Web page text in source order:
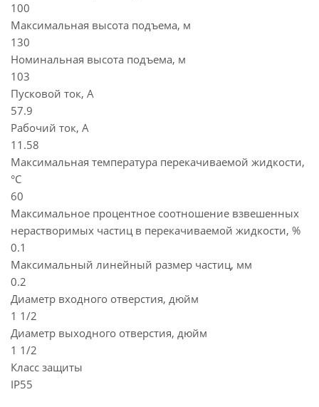
100
Максимальная высота подъема, м
130
Номинальная высота подъема, м
103
Пусковой ток, А
57.9
Рабочий ток, А
11.58
Максимальная температура перекачиваемой жидкости,
°C
60
Максимальное процентное соотношение взвешенных
нерастворимых частиц в перекачиваемой жидкости, %
0.1
Максимальный линейный размер частиц, мм
0.2
Диаметр входного отверстия, дюйм
1 1/2
Диаметр выходного отверстия, дюйм
1 1/2
Класс защиты
IP55